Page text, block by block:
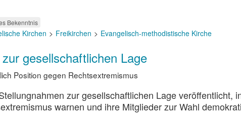
Bekenntnis
Kirchen Freikirchen Evangelisch-methodistische Kirche
gesellschaftlichen Lage
Position gegen Rechtsextremismus
zur gesellschaftlichen Lage veröffentlicht,
warnen und ihre Mitglieder zur Wahl